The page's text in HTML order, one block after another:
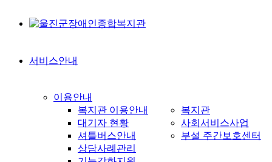
서비스안내
이용안내
복지관 이용안내
대기자 현황
셔틀버스안내
복지관
상담사례관리
사회서비스사업
부설 주간보호센터